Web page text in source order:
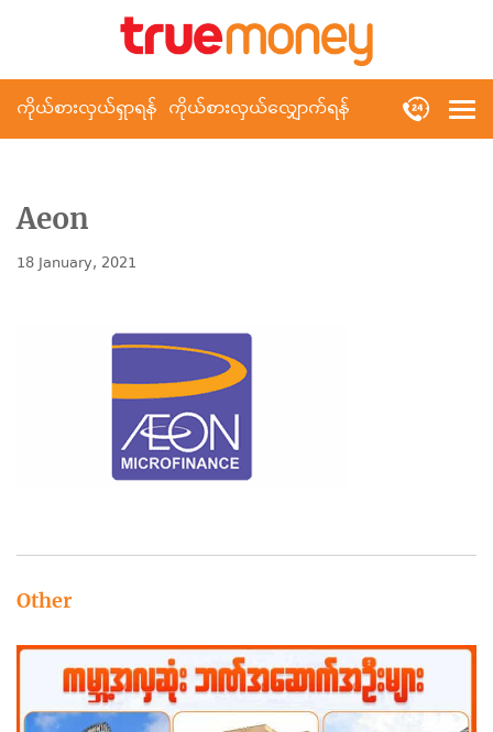
ကိုယ်စားလှယ်ရှာရန် ကိုယ်စားလှယ်လျှောက်ရန်
Aeon
18 January, 2021
Other